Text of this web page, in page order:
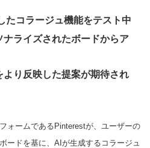
たコラージュ機能をテスト中
ライズされたボードからア
り反映した提案が期待され
ォームであるPinterestが、ユーザーの
ードを基に、AIが生成するコラージュ